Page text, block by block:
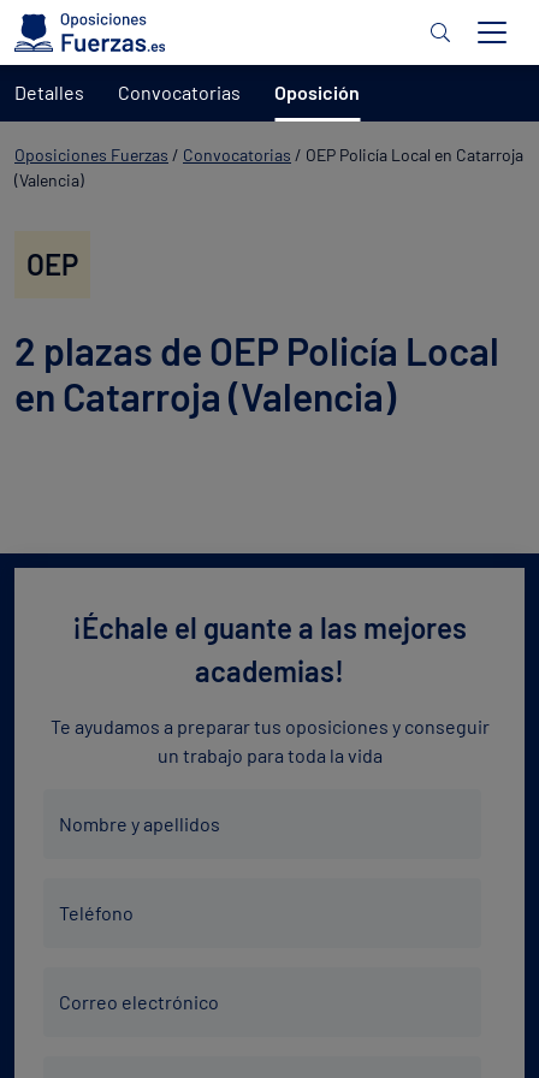
Oposiciones Fuerzas / Convocatorias / OEP Policía Local en Catarroja
(Valencia)
OEP
2 plazas de OEP Policía Local
en Catarroja (Valencia)
Detalles Convocatorias Oposición
¡Échale el guante a las mejores
academias!
Te ayudamos a preparar tus oposiciones y conseguir
un trabajo para toda la vida
Nombre y apellidos
Teléfono
electrónico
Correo electrónico